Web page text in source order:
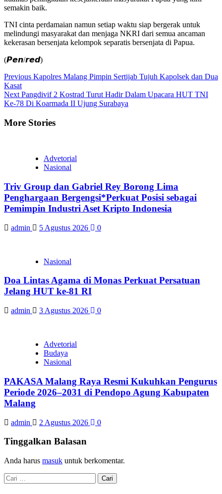
semakin baik.
TNI cinta perdamaian namun setiap waktu siap bergerak untuk
melindungi masyarakat dan menjaga NKRI dari semua ancaman
kekerasan bersenjata kelompok separatis bersenjata di Papua.
(𝙋𝙚𝙣/𝙧𝙚𝙙)
Continue
Reading
Previous Kapolres Malang Pimpin Sertijab Tujuh Kapolsek dan Dua
Kasat
Next Pangdivif 2 Kostrad Turut Hadir Dalam Upacara HUT TNI
Ke-78 Di Koarmada II Ujung Surabaya
More Stories
Advetorial
Nasional
Triv Group dan Gabriel Rey Borong Lima
Penghargaan Bergengsi*Perkuat Posisi sebagai
Pemimpin Industri Aset Kripto Indonesia
admin 5 Agustus 2026 0
Nasional
Doa Lintas Agama di Monas Perkuat Persatuan
Jelang HUT ke-81 RI
admin 3 Agustus 2026 0
Advetorial
Budaya
Nasional
PAKASA Malang Raya Resmi Kukuhkan Pengurus
Periode 2026–2031 di Pendopo Agung Kabupaten
Malang
admin 2 Agustus 2026 0
Tinggalkan Balasan
Anda harus masuk untuk berkomentar.
Cari
untuk: